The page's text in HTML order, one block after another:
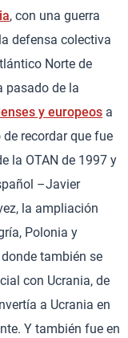
, con una guerra
defensa colectiva
Norte de
pasado de la
y europeos a
recordar que fue
la OTAN de 1997 y
–Javier
la ampliación
Polonia y
también se
con Ucrania, de
a Ucrania en
Y también fue en